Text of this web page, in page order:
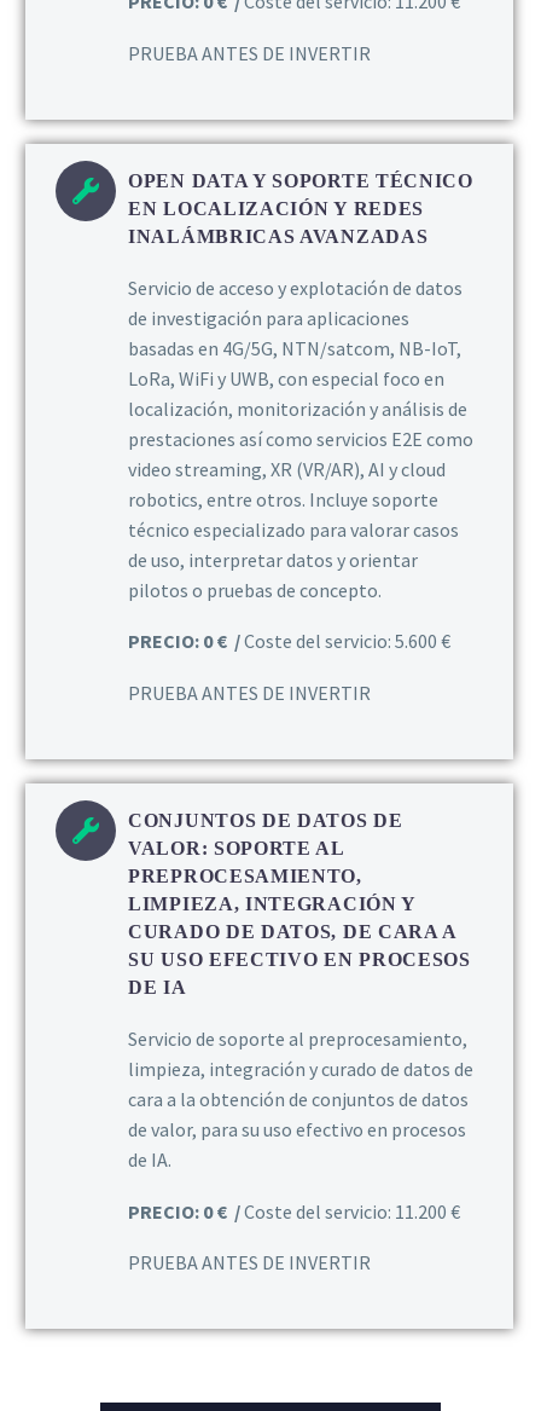
PRUEBA ANTES DE INVERTIR
OPEN DATA Y SOPORTE TÉCNICO
EN LOCALIZACIÓN Y REDES
INALÁMBRICAS AVANZADAS
Servicio de acceso y explotación de datos
de investigación para aplicaciones
basadas en 4G/5G, NTN/satcom, NB-IoT,
LoRa, WiFi y UWB, con especial foco en
localización, monitorización y análisis de
prestaciones así como servicios E2E como
video streaming, XR (VR/AR), AI y cloud
robotics, entre otros. Incluye soporte
técnico especializado para valorar casos
de uso, interpretar datos y orientar
pilotos o pruebas de concepto.
PRECIO: 0 € /Coste del servicio: 5.600 €
PRUEBA ANTES DE INVERTIR
CONJUNTOS DE DATOS DE
VALOR: SOPORTE AL
PREPROCESAMIENTO,
LIMPIEZA, INTEGRACIÓN Y
CURADO DE DATOS, DE CARA A
SU USO EFECTIVO EN PROCESOS
DE IA
Servicio de soporte al preprocesamiento,
limpieza, integración y curado de datos de
cara a la obtención de conjuntos de datos
de valor, para su uso efectivo en procesos
de IA.
PRECIO: 0 € /Coste del servicio: 11.200 €
PRUEBA ANTES DE INVERTIR